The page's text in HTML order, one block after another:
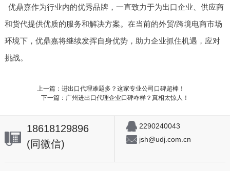
优鼎嘉作为行业内的优秀品牌，一直致力于为出口企业、供应商
和货代提供优质的服务和解决方案。在当前的外贸/跨境电商市场
环境下，优鼎嘉将继续发挥自身优势，助力企业抓住机遇，应对
挑战。
上一篇：进出口代理难题多？这家专业公司口碑超棒！
下一篇：广州进出口代理企业口碑咋样？真相太惊人！
18618129896
(同微信)
2290240043
jsh@udj.com.cn